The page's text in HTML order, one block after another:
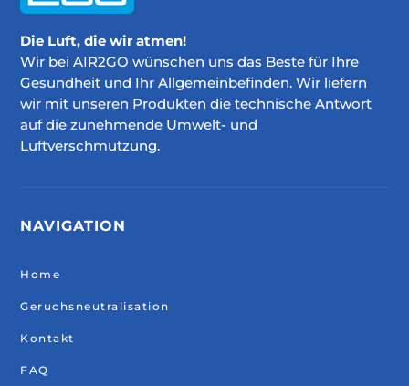
Die Luft, die wir atmen!
Wir bei AIR2GO wünschen uns das Beste für Ihre
Gesundheit und Ihr Allgemeinbefinden. Wir liefern
wir mit unseren Produkten die technische Antwort
auf die zunehmende Umwelt- und
Luftverschmutzung.
NAVIGATION
Home
Geruchsneutralisation
Kontakt
FAQ